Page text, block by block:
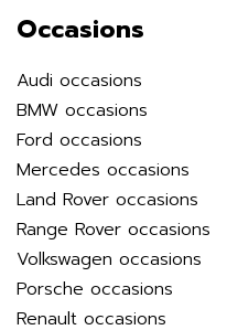
Occasions
Audi occasions
BMW occasions
Ford occasions
Mercedes occasions
Land Rover occasions
Range Rover occasions
Volkswagen occasions
Porsche occasions
Renault occasions